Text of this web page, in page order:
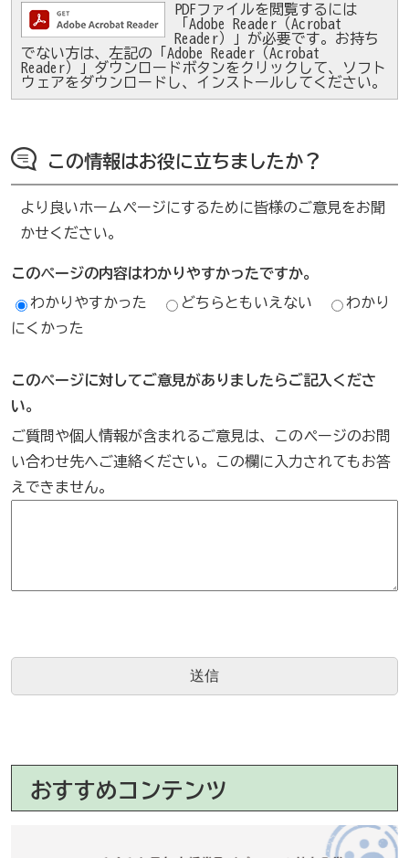
PDFファイルを閲覧するには
「Adobe Reader（Acrobat
Reader）」が必要です。お持ち
でない方は、左記の「Adobe Reader（Acrobat
Reader）」ダウンロードボタンをクリックして、ソフト
ウェアをダウンロードし、インストールしてください。
この情報はお役に立ちましたか？
より良いホームページにするために皆様のご意見をお聞
かせください。
このページの内容はわかりやすかったですか。
わかりやすかった どちらともいえない
わかり
にくかった
このページに対してご意見がありましたらご記入くださ
い。
ご質問や個人情報が含まれるご意見は、このページのお問
い合わせ先へご連絡ください。この欄に入力されてもお答
えできません。
おすすめコンテンツ